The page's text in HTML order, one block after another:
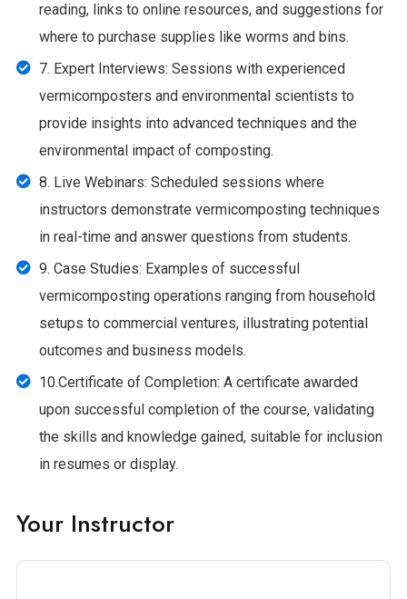
reading, links to online resources, and suggestions for
where to purchase supplies like worms and bins.
7. Expert Interviews: Sessions with experienced
vermicomposters and environmental scientists to
provide insights into advanced techniques and the
environmental impact of composting.
8. Live Webinars: Scheduled sessions where
instructors demonstrate vermicomposting techniques
in real-time and answer questions from students.
9. Case Studies: Examples of successful
vermicomposting operations ranging from household
setups to commercial ventures, illustrating potential
outcomes and business models.
10.Certificate of Completion: A certificate awarded
upon successful completion of the course, validating
the skills and knowledge gained, suitable for inclusion
in resumes or display.
Your Instructor